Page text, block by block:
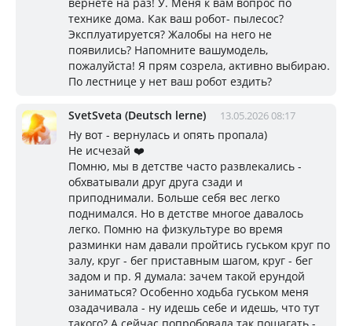
технике дома. Как ваш робот- пылесос?
Эксплуатируется? Жалобы на него не
появились? Напомните вашумодель,
пожалуйста! Я прям созрела, активно выбираю.
По лестнице у нет ваш робот ездить?
SvetSveta (Deutsch lerne) 13.05.2026 08:17
Ну вот - вернулась и опять пропала)
Не исчезай ❤️
Помню, мы в детстве часто развлекались -
обхватывали друг друга сзади и
приподнимали. Больше себя вес легко
поднимался. Но в детстве многое давалось
легко. Помню на физкультуре во время
разминки нам давали пройтись гуськом круг по
залу, круг - бег приставным шагом, круг - бег
задом и пр. Я думала: зачем такой ерундой
заниматься? Особенно ходьба гуськом меня
озадачивала - ну идешь себе и идешь, что тут